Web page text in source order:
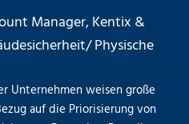
Manager, Kentix &
Physische
Unternehmen weisen große
auf die Priorisierung von